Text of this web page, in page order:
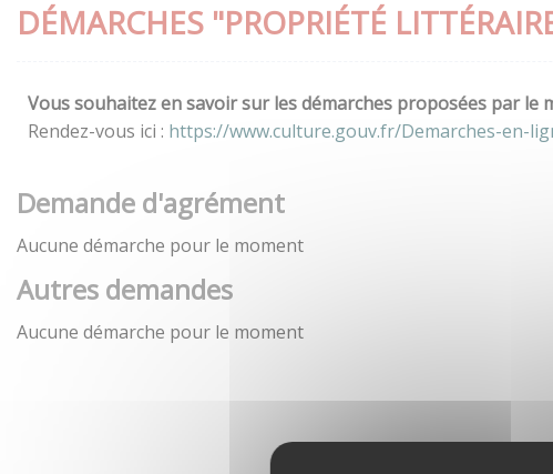
DÉMARCHES "PROPRIÉTÉ
Vous souhaitez en savoir sur les démarches proposées par le
Rendez-vous ici : https://www.culture.gouv.fr/Demarches-en-
Demande d'agrément
Aucune démarche pour le moment
Autres demandes
Aucune démarche pour le moment